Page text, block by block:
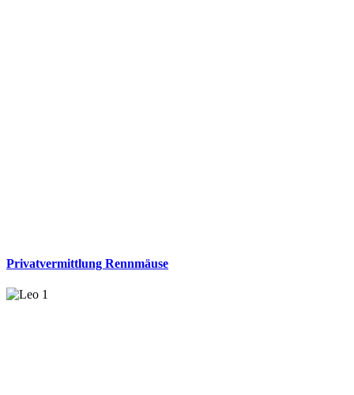
Privatvermittlung Rennmäuse